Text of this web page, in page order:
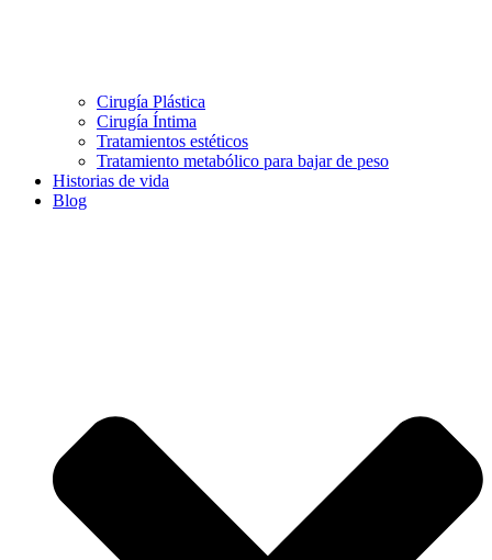
Cirugía Plástica
Cirugía Íntima
Tratamientos estéticos
Tratamiento metabólico para bajar de peso
Historias de vida
Blog